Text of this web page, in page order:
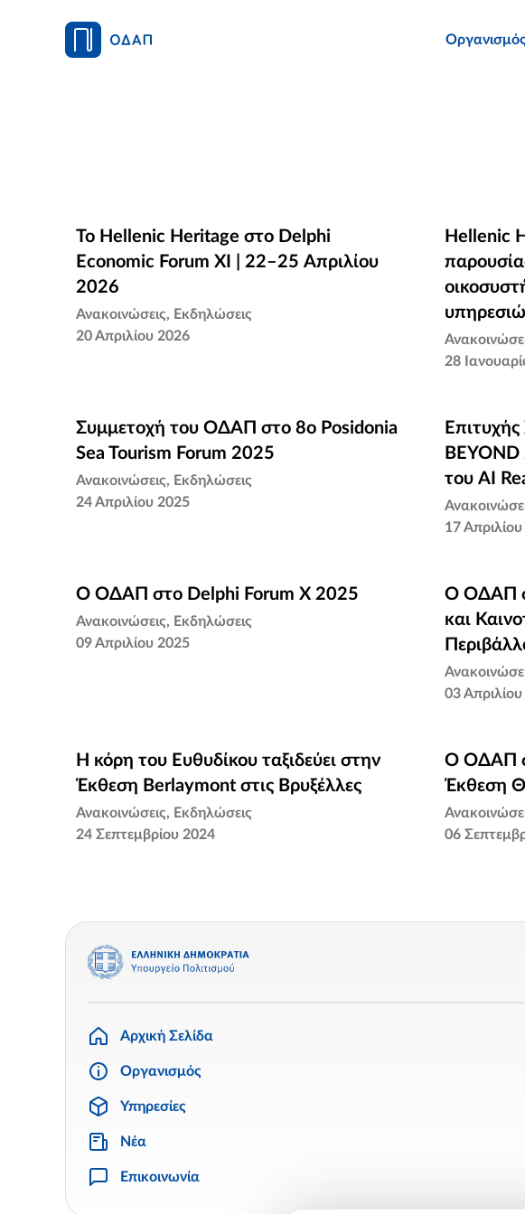
Το Hellenic Heritage στο Delphi
Economic Forum XI | 22–25 Απριλίου
2026
Το Hellenic Heritage στο Delphi
Economic Forum XI | 22–25 Απριλίου
2026
Ανακοινώσεις
Εκδηλώσεις
20 Απριλίου 2026
Hellenic
Hellenic
28
Συμμετοχή του ΟΔΑΠ στο 8ο Posidonia
Sea Tourism Forum 2025
Συμμετοχή του ΟΔΑΠ στο 8ο Posidonia
Sea Tourism Forum 2025
Ανακοινώσεις
Εκδηλώσεις
24 Απριλίου 2025
του AI
του AI
17
Ο ΟΔΑΠ στο Delphi Forum X 2025
Ο ΟΔΑΠ στο Delphi Forum X 2025
Ανακοινώσεις
Εκδηλώσεις
09 Απριλίου 2025
Ο ΟΔΑΠ
και
Ο ΟΔΑΠ
και
03
Η κόρη του Ευθυδίκου ταξιδεύει στην
Έκθεση Berlaymont στις Βρυξέλλες
Η κόρη του Ευθυδίκου ταξιδεύει στην
Έκθεση Berlaymont στις Βρυξέλλες
Ανακοινώσεις
Εκδηλώσεις
24 Σεπτεμβρίου 2024
Ο ΟΔΑΠ
Έκθεση
Ο ΟΔΑΠ
Έκθεση
06
Αρχική Σελίδα
Οργανισμός
Υπηρεσίες
Νέα
Επικοινωνία